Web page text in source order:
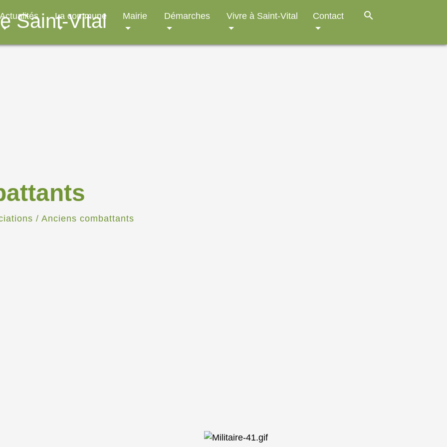
Actualités La commune Mairie Démarches Vivre à Saint-Vital Contact search
/ Anciens combattants